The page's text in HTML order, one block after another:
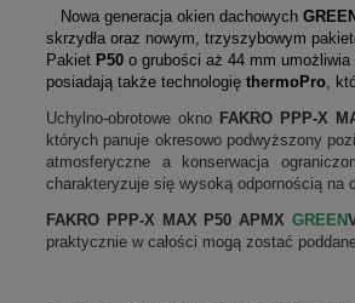
Nowa generacja okien dachowych
skrzydła oraz nowym, trzyszybowym
Pakiet P50 o grubości aż 44 mm umożliwia
posiadają także technologię thermoPro ,
Uchylno-obrotowe okno FAKRO PPP-X
których panuje okresowo podwyższony
atmosferyczne a konserwacja
charakteryzuje się wysoką odpornością na
FAKRO PPP-X MAX P50 APMX GREEN
praktycznie w całości mogą zostać